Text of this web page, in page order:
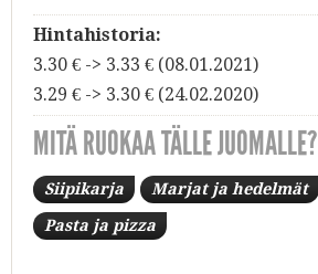
Hintahistoria:
3.30 € -> 3.33 € (08.01.2021)
3.29 € -> 3.30 € (24.02.2020)
MITÄ RUOKAA TÄLLE JUOMALLE?
Siipikarja Marjat ja hedelmät
Pasta ja pizza